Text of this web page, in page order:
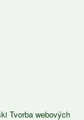
Tvorba webových